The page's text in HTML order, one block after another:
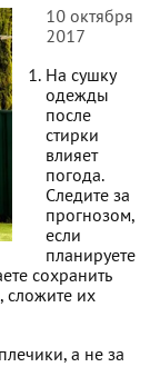
10 октября
2017
На сушку
одежды
после
стирки
влияет
погода.
Следите за
прогнозом,
если
планируете
сохранить
сложите их
а не за